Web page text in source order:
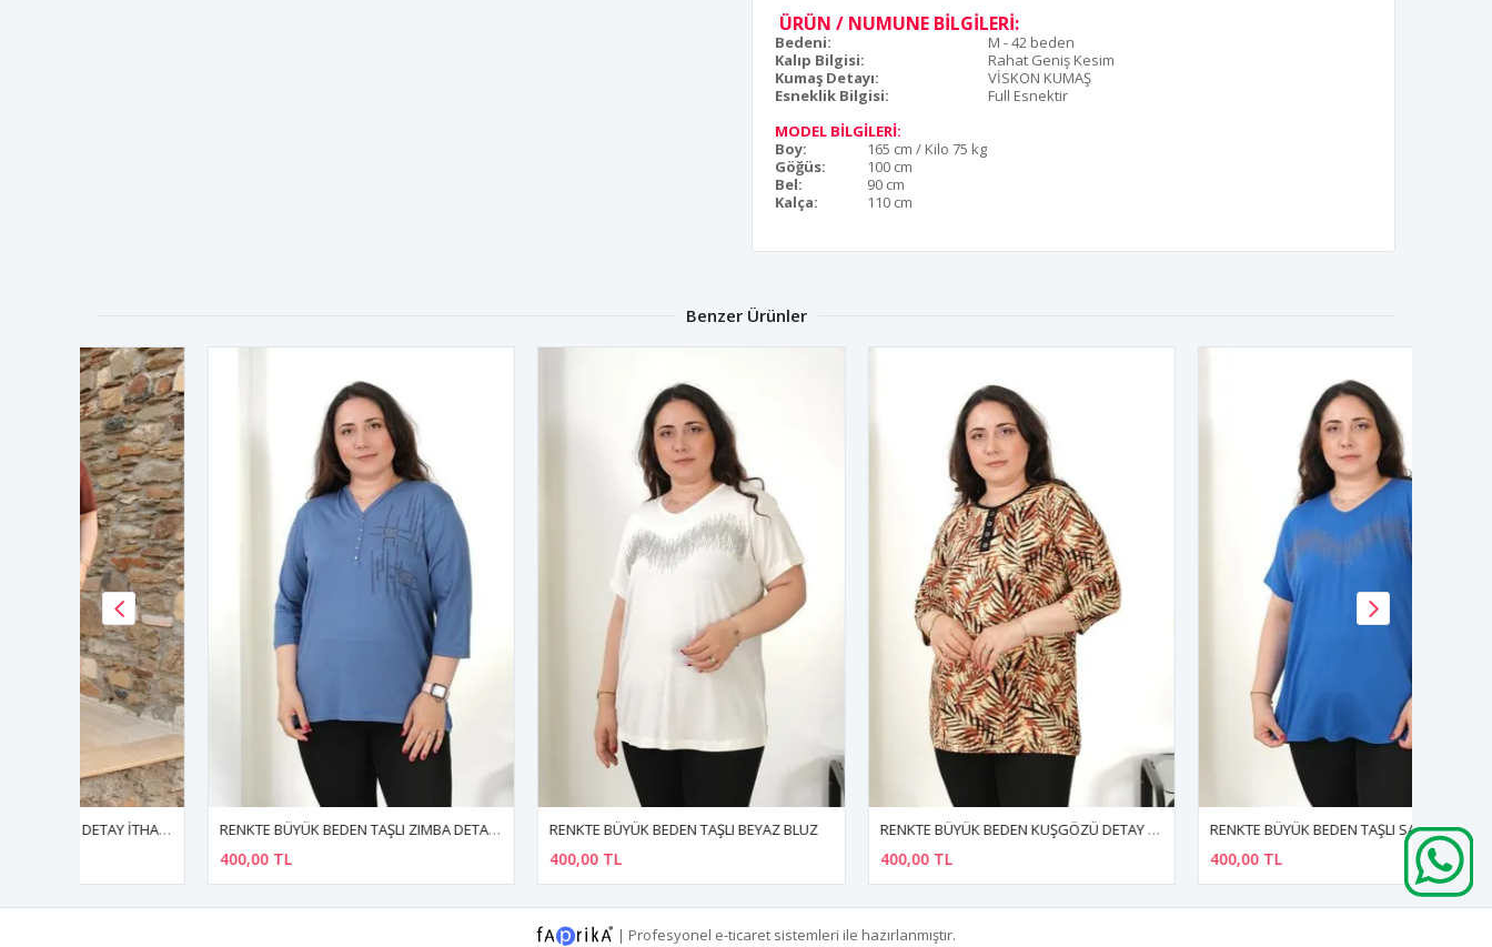
ÜRÜN / NUMUNE BİLGİLERİ:
Bedeni:
M - 42 beden
Kalıp Bilgisi:
Rahat Geniş Kesim
Kumaş Detayı:
VİSKON KUMAŞ
Esneklik Bilgisi:
Full Esnektir
MODEL BİLGİLERİ:
Boy:
165 cm / Kilo 75 kg
Göğüs:
100 cm
Bel:
90 cm
Kalça:
110 cm
Benzer Ürünler
RENKTE BÜYÜK BEDEN TAŞLI ZIMBA DETAYLI KAPRİ KOL MAVİ BLUZ RENKTE BÜYÜK BEDEN TAŞLI BEYAZ BLUZ RENKTE BÜYÜK BEDEN KUŞGÖZÜ DETAY DESENLİ KAPRİ KOL BLUZ RENKTE BÜYÜK BEDEN TAŞLI SAKS BLUZ
400,00
| Profesyonel e-ticaret sistemleri ile hazırlanmıştır.